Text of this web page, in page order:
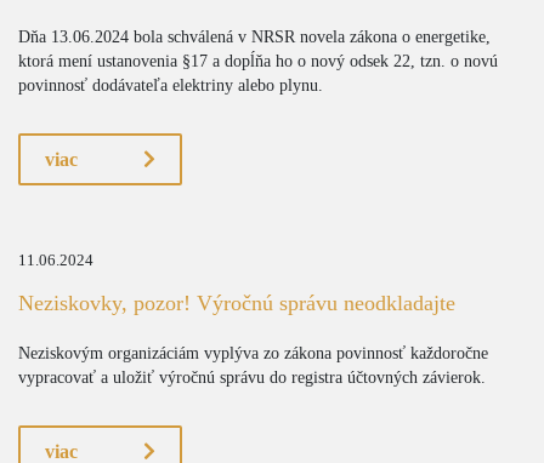
Dňa 13.06.2024 bola schválená v NRSR novela zákona o energetike,
ktorá mení ustanovenia §17 a dopĺňa ho o nový odsek 22, tzn. o novú
povinnosť dodávateľa elektriny alebo plynu.
viac
11.06.2024
Neziskovky, pozor! Výročnú správu neodkladajte
Neziskovým organizáciám vyplýva zo zákona povinnosť každoročne
vypracovať a uložiť výročnú správu do registra účtovných závierok.
viac